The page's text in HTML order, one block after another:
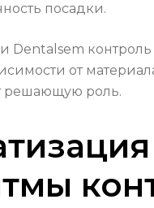
посадки.
Dentalsem
от
решающую роль.